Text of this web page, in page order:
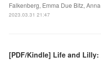
Falkenberg, Emma Due Bitz,
2023.03.31 21:47